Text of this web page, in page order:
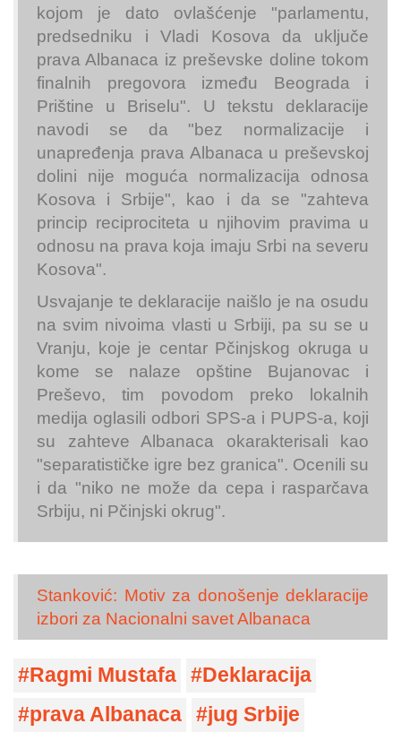
kojom je dato ovlašćenje "parlamentu,
predsedniku i Vladi Kosova da uključe
prava Albanaca iz preševske doline tokom
finalnih pregovora između Beograda i
Prištine u Briselu". U tekstu deklaracije
navodi se da "bez normalizacije i
unapređenja prava Albanaca u preševskoj
dolini nije moguća normalizacija odnosa
Kosova i Srbije", kao i da se "zahteva
princip reciprociteta u njihovim pravima u
odnosu na prava koja imaju Srbi na severu
Kosova".
Usvajanje te deklaracije naišlo je na osudu
na svim nivoima vlasti u Srbiji, pa su se u
Vranju, koje je centar Pčinjskog okruga u
kome se nalaze opštine Bujanovac i
Preševo, tim povodom preko lokalnih
medija oglasili odbori SPS-a i PUPS-a, koji
su zahteve Albanaca okarakterisali kao
"separatističke igre bez granica". Ocenili su
i da "niko ne može da cepa i rasparčava
Srbiju, ni Pčinjski okrug".
Stanković: Motiv za donošenje deklaracije
izbori za Nacionalni savet Albanaca
Ragmi Mustafa
Deklaracija
prava Albanaca
jug Srbije